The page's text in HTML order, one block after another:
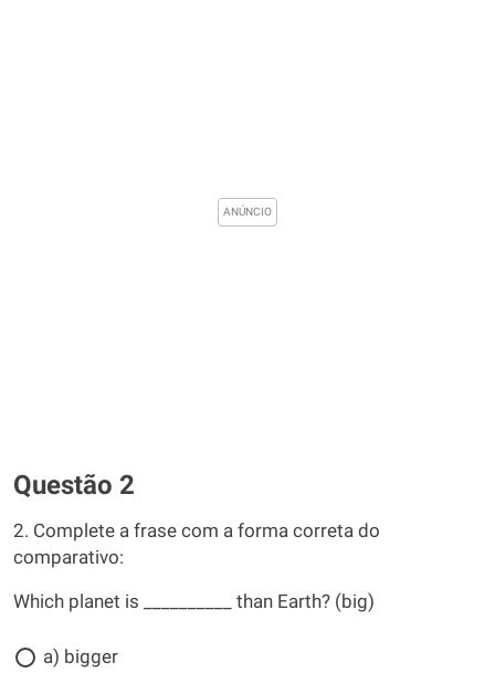
Questão 2
2. Complete a frase com a forma correta do
comparativo:
Which planet is __________ than Earth? (big)
a) bigger